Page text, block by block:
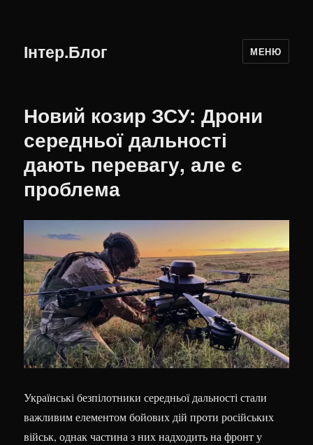
Інтер.Блог МЕНЮ
Новий козир ЗСУ: Дрони
середньої дальності
дають перевагу, але є
проблема
Українські безпілотники середньої дальності стали
важливим елементом бойових дій проти російських
військ, однак частина з них надходить на фронт у